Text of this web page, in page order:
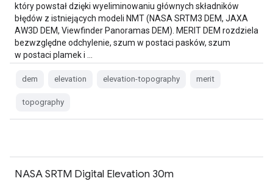
który powstał dzięki wyeliminowaniu głównych składników
błędów z istniejących modeli NMT (NASA SRTM3 DEM, JAXA
AW3D DEM, Viewfinder Panoramas DEM). MERIT DEM rozdziela
bezwzględne odchylenie, szum w postaci pasków, szum
w postaci plamek i …
dem elevation elevation-topography merit
topography
NASA SRTM Digital Elevation 30m